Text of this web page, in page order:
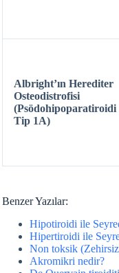
Albright’ın Herediter
Osteodistrofisi
(Psödohipoparatiroidi
Tip 1A)
Benzer Yazılar:
Hipotiroidi ile
Hipertiroidi ile
Non toksik
Akromikri nedir?